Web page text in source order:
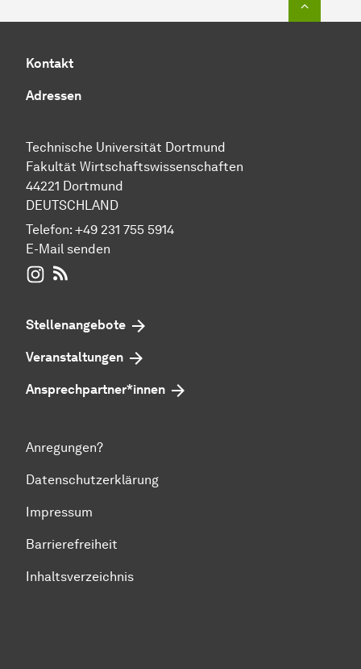
Kontakt
Adressen
Technische Universität Dortmund
Fakultät Wirtschaftswissenschaften
44221 Dortmund
DEUTSCHLAND
Telefon: +49 231 755 5914
E-Mail senden
WIWI auf Instagram
Stellenangebote
Veranstaltungen
Ansprechpartner*innen
Anregungen?
Datenschutzerklärung
Impressum
Barrierefreiheit
Inhaltsverzeichnis